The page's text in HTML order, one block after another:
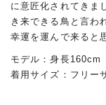
に意匠化されてきま
き来できる鳥と言わ
幸運を運んで来ると
モデル：身長160cm
着用サイズ：フリー